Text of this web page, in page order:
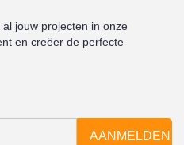
jouw projecten in onze
en creëer de perfecte
AANMELDEN